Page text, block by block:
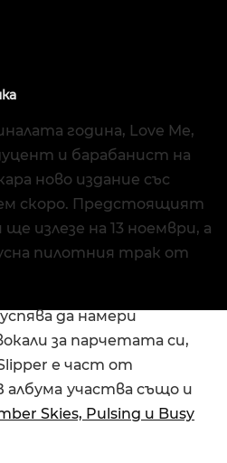
година, Love Me,
и барабанист на
новo издание със
скоро. Предстоящият
ще излезе на 13 ноември, а
пилотния трак от
да намери
за парчетата си,
е част от
албумa участва също и
Skies, Pulsing и Busy